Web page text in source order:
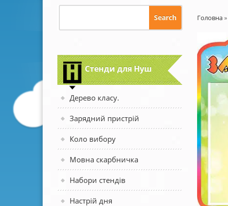
Стенди для Нуш
Дерево класу.
Зарядний пристрій
Коло вибору
Мовна скарбничка
Набори стендів
Настрій дня
Головна»